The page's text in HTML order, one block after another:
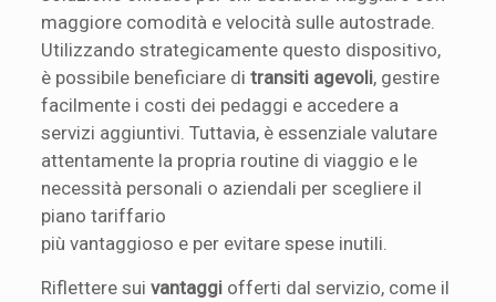
maggiore comodità e velocità sulle autostrade.
Utilizzando strategicamente questo dispositivo,
è possibile beneficiare ditransiti agevoli, gestire
facilmente i costi dei pedaggi e accedere a
servizi aggiuntivi. Tuttavia, è essenziale valutare
attentamente la propria routine di viaggio e le
necessità personali o aziendali per scegliere il
piano tariffario
più vantaggioso e per evitare spese inutili.
Riflettere suivantaggi offerti dal servizio, come il